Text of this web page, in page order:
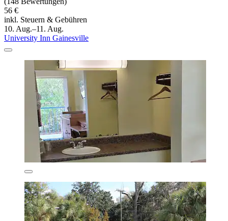
56 €
inkl. Steuern & Gebühren
10. Aug.–11. Aug.
University Inn Gainesville